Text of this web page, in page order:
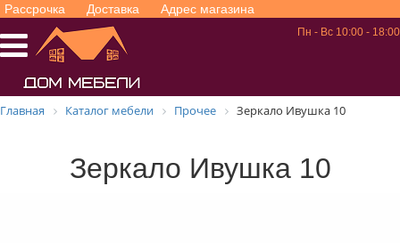
Рассрочка Доставка Адрес магазина
Пн - Вс 10:00 - 18:00
Главная Каталог мебели Прочее Зеркало Ивушка 10
Зеркало Ивушка 10